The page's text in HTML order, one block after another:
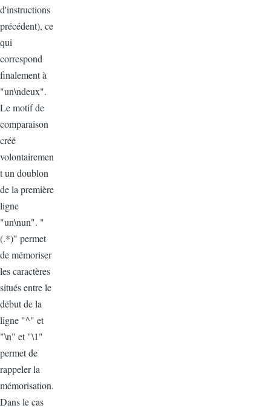
d'instructions
précédent), ce
qui
correspond
finalement à
"un\ndeux".
Le motif de
comparaison
créé
volontairemen
t un doublon
de la première
ligne
"un\nun". "
(.*)" permet
de mémoriser
les caractères
situés entre le
début de la
ligne "^" et
"\n" et "\1"
permet de
rappeler la
mémorisation.
Dans le cas